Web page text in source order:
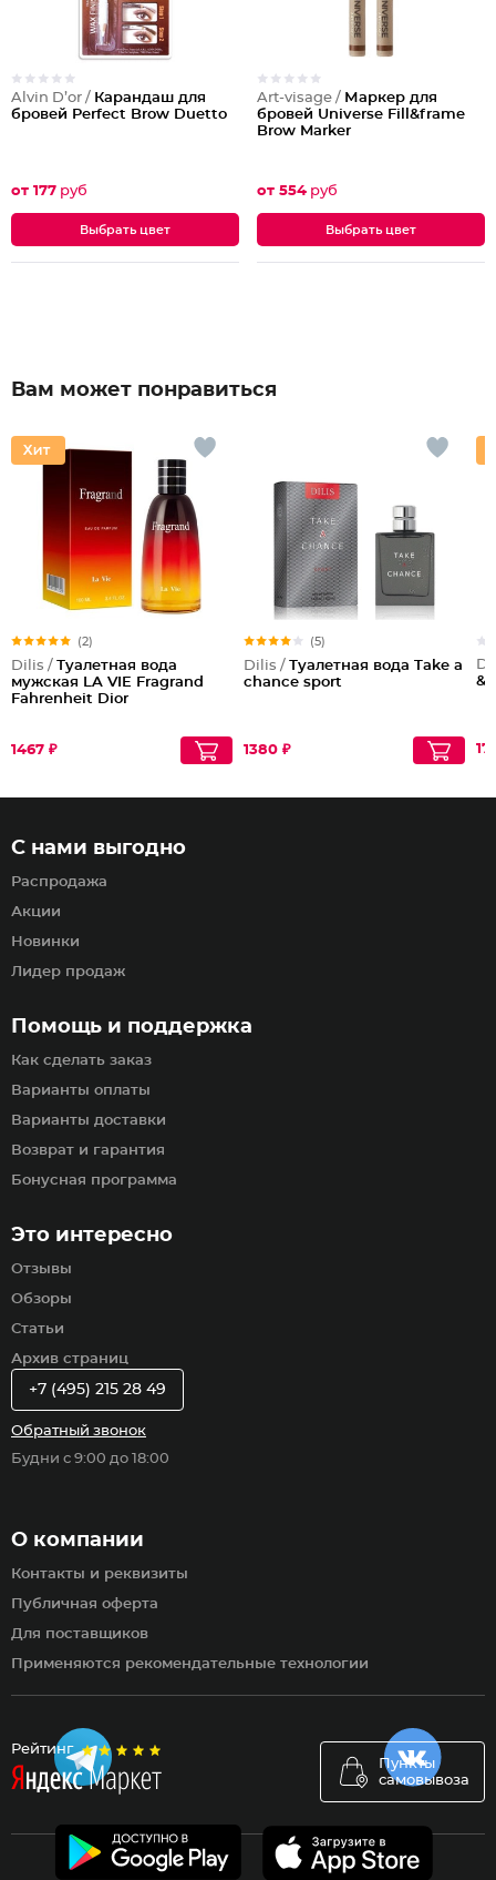
Alvin D’or / Карандаш для
бровей Perfect Brow Duetto
от 177 руб
Выбрать цвет
Art-visage / Маркер для
бровей Universe Fill&frame
Brow Marker
от 554 руб
Выбрать цвет
Вам может понравиться
(2)
Dilis / Туалетная вода
мужская LA VIE Fragrand
Fahrenheit Dior
1467 ₽
(5)
Dilis / Туалетная вода Take a
chance sport
1380 ₽
&
Рейтинг
Пункты
самовывоза
Помощь и поддержка
Как сделать заказ
Варианты оплаты
Варианты доставки
Возврат и гарантия
Бонусная программа
С нами выгодно
Распродажа
Акции
Новинки
Лидер продаж
Это интересно
Отзывы
Обзоры
Статьи
Архив страниц
О компании
Контакты и реквизиты
Публичная оферта
Для поставщиков
Применяются рекомендательные технологии
+7 (495) 215 28 49
Обратный звонок
Будни с 9:00 до 18:00